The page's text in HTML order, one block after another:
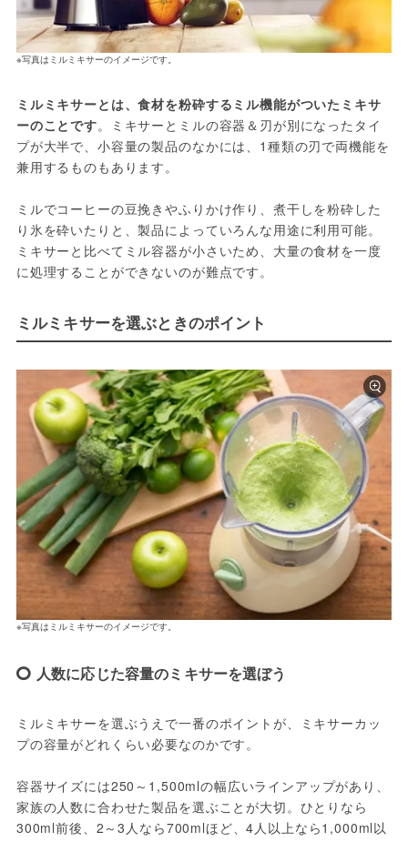
※写真はミルミキサーのイメージです。
ミルミキサーとは、食材を粉砕するミル機能がついたミキサ
ーのことです。ミキサーとミルの容器＆刃が別になったタイ
プが大半で、小容量の製品のなかには、1種類の刃で両機能を
兼用するものもあります。
ミルでコーヒーの豆挽きやふりかけ作り、煮干しを粉砕した
り氷を砕いたりと、製品によっていろんな用途に利用可能。
ミキサーと比べてミル容器が小さいため、大量の食材を一度
に処理することができないのが難点です。
ミルミキサーを選ぶときのポイント
※写真はミルミキサーのイメージです。
人数に応じた容量のミキサーを選ぼう
ミルミキサーを選ぶうえで一番のポイントが、ミキサーカッ
プの容量がどれくらい必要なのかです。
容器サイズには250～1,500mlの幅広いラインアップがあり、
家族の人数に合わせた製品を選ぶことが大切。ひとりなら
300ml前後、2～3人なら700mlほど、4人以上なら1,000ml以